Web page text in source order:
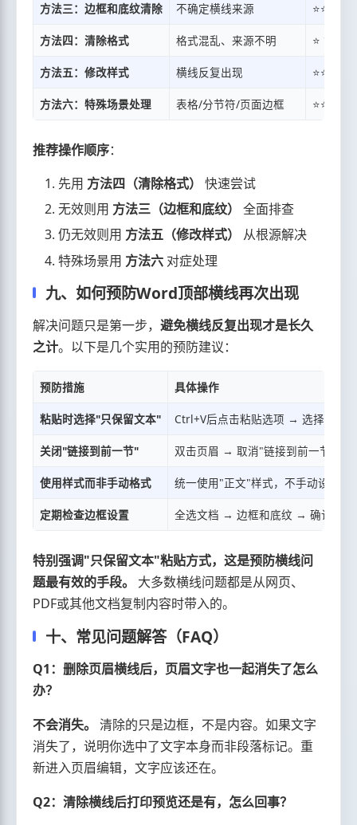
方法三：边框和底纹清除 不确定横线来源 ⭐⭐ 中等
方法四：清除格式 格式混乱、来源不明 ⭐ 简单
方法五：修改样式 横线反复出现 ⭐⭐⭐ 较
方法六：特殊场景处理 表格/分节符/页面边框 ⭐⭐⭐ 较
推荐操作顺序：
先用 方法四（清除格式）
快速尝试
无效则用 方法三（边框和底纹）
全面排查
仍无效则用 方法五（修改样式）
从根源解决
特殊场景用 方法六 对症处理
九、如何预防Word顶部横线再次出现
解决问题只是第一步， 避免横线反复出现才是长久
之计。以下是几个实用的预防建议：
预防措施 具体操作
粘贴时选择"只保留文本" Ctrl+V后点击粘贴选项 → 选择"只保
关闭"链接到前一节" 双击页眉 → 取消"链接到前一节"
使用样式而非手动格式 统一使用"正文"样式，不手动设置边
定期检查边框设置 全选文档 → 边框和底纹 → 确认全
特别强调"只保留文本"粘贴方式，这是预防横线问
题最有效的手段。
大多数横线问题都是从网页、
PDF或其他文档复制内容时带入的。
十、常见问题解答（FAQ）
Q1：删除页眉横线后，页眉文字也一起消失了怎么
办？
不会消失。 清除的只是边框，不是内容。如果文字
消失了，说明你选中了文字本身而非段落标记。重
新进入页眉编辑，文字应该还在。
Q2：清除横线后打印预览还是有，怎么回事？